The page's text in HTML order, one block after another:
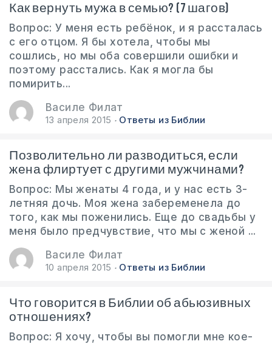
Как вернуть мужа в семью? (7 шагов)
Вопрос: У меня есть ребёнок, и я рассталась
с его отцом. Я бы хотела, чтобы мы
сошлись, но мы оба совершили ошибки и
поэтому расстались. Как я могла бы
помирить...
Василе Филат
13 апреля 2015 Ответы из Библии
Позволительно ли разводиться, если
жена флиртует с другими мужчинами?
Вопрос: Мы женаты 4 года, и у нас есть 3-
летняя дочь. Моя жена забеременела до
того, как мы поженились. Еще до свадьбы у
меня было предчувствие, что мы с женой ...
Василе Филат
10 апреля 2015 Ответы из Библии
Что говорится в Библии об абьюзивных
отношениях?
Вопрос: Я хочу, чтобы вы помогли мне кое-